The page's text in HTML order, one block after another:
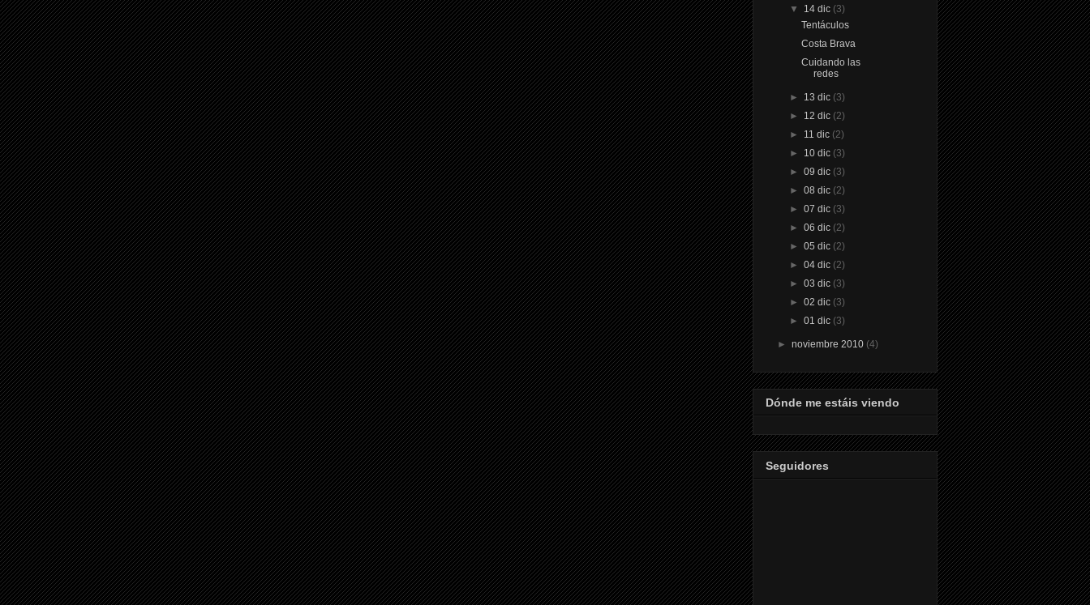
▼ 14 dic (3)
Tentáculos
Costa Brava
Cuidando las
redes
► 13 dic (3)
► 12 dic (2)
► 11 dic (2)
► 10 dic (3)
► 09 dic (3)
► 08 dic (2)
► 07 dic (3)
► 06 dic (2)
► 05 dic (2)
► 04 dic (2)
► 03 dic (3)
► 02 dic (3)
► 01 dic (3)
►noviembre 2010 (4)
Dónde me estáis viendo
Seguidores